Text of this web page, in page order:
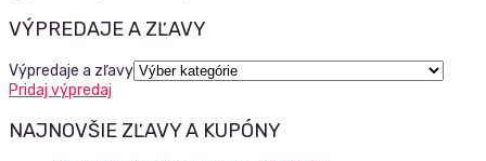
VÝPREDAJE A ZĽAVY
Výpredaje a zľavy
Pridaj výpredaj
NAJNOVŠIE ZĽAVY A KUPÓNY